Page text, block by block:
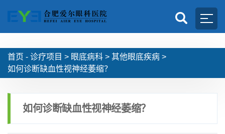
首页 - 诊疗项目 > 眼底病科 > 其他眼底疾病 >
如何诊断缺血性视神经萎缩？
如何诊断缺血性视神经萎缩？